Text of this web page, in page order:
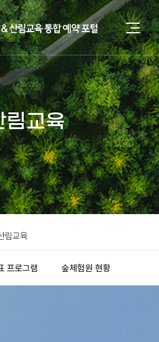
림교육
림교육
프로그램 숲체험원 현황